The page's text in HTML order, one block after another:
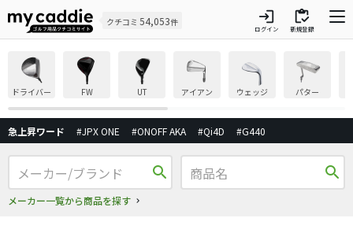
クチコミ 54,053件 login
ログイン
inventory
新規登録
ドライバー FW UT アイアン ウェッジ パター
急上昇ワード #JPX ONE #ONOFF AKA #Qi4D #G440
search
メーカー一覧から商品を探す
search